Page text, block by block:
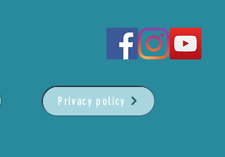
Privacy policy